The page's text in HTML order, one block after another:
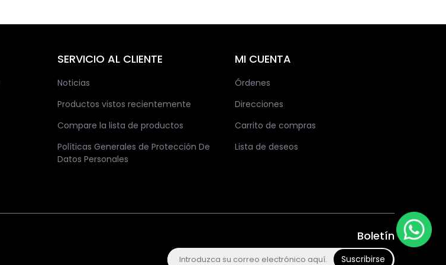
SERVICIO AL CLIENTE
Noticias
Productos vistos recientemente
Compare la lista de productos
Políticas Generales de Protección De
Datos Personales
MI CUENTA
Órdenes
Direcciones
Carrito de compras
Lista de deseos
Boletín
Suscribirse